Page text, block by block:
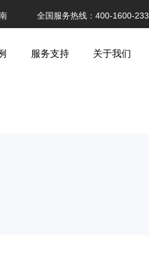
全国服务热线：400-1600-233
服务支持 关于我们